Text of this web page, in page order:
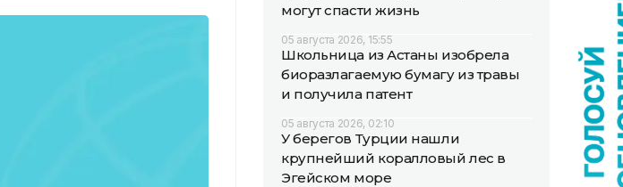
могут спасти жизнь
05 августа 2026, 15:55
Школьница из Астаны изобрела
биоразлагаемую бумагу из травы
и получила патент
05 августа 2026, 02:10
У берегов Турции нашли
крупнейший коралловый лес в
Эгейском море